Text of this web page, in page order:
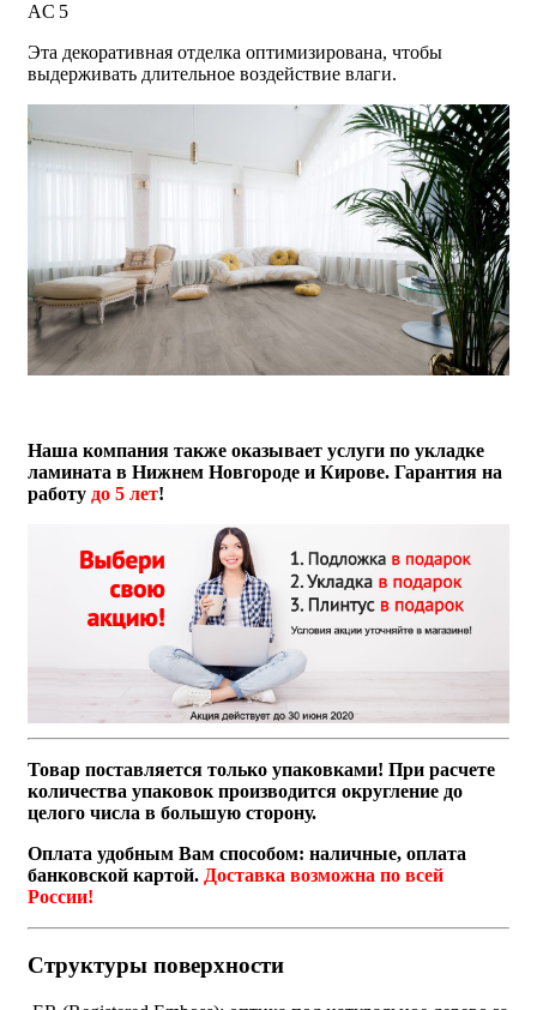
AC 5
Эта декоративная отделка оптимизирована, чтобы
выдерживать длительное воздействие влаги.
Наша компания также оказывает услуги по укладке
ламината в Нижнем Новгороде и Кирове. Гарантия на
работу до 5 лет!
Товар поставляется только упаковками! При расчете
количества упаковок производится округление до
целого числа в большую сторону.
Оплата удобным Вам способом: наличные, оплата
банковской картой. Доставка возможна по всей
России!
Структуры поверхности